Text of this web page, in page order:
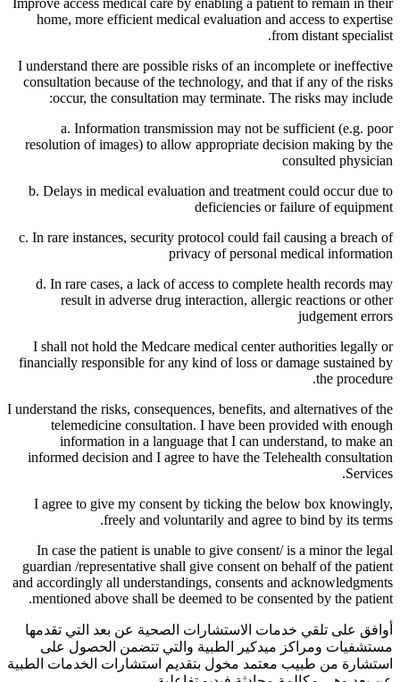
home, more efficient medical evaluation and access to expertise
from distant specialist.
I understand there are possible risks of an incomplete or ineffective
consultation because of the technology, and that if any of the risks
occur, the consultation may terminate. The risks may include:
a. Information transmission may not be sufficient (e.g. poor
resolution of images) to allow appropriate decision making by the
consulted physician
b. Delays in medical evaluation and treatment could occur due to
deficiencies or failure of equipment
c. In rare instances, security protocol could fail causing a breach of
privacy of personal medical information
d. In rare cases, a lack of access to complete health records may
result in adverse drug interaction, allergic reactions or other
judgement errors
I shall not hold the Medcare medical center authorities legally or
financially responsible for any kind of loss or damage sustained by
the procedure.
I understand the risks, consequences, benefits, and alternatives of the
telemedicine consultation. I have been provided with enough
information in a language that I can understand, to make an
informed decision and I agree to have the Telehealth consultation
Services.
I agree to give my consent by ticking the below box knowingly,
freely and voluntarily and agree to bind by its terms.
In case the patient is unable to give consent/ is a minor the legal
guardian /representative shall give consent on behalf of the patient
and accordingly all understandings, consents and acknowledgments
mentioned above shall be deemed to be consented by the patient.
أوافق على تلقي خدمات الاستشارات الصحية عن بعد التي تقدمها
مستشفيات ومراكز ميدكير الطبية والتي تتضمن الحصول على
استشارة من طبيب معتمد مخول بتقديم استشارات الخدمات الطبية